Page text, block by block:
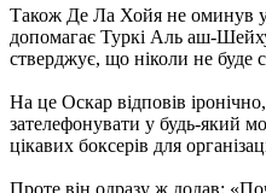
Також Де Ла Хойя не оминув
допомагає Туркі Аль аш-
стверджує, що ніколи не
На це Оскар відповів
зателефонувати у будь-який
цікавих боксерів для